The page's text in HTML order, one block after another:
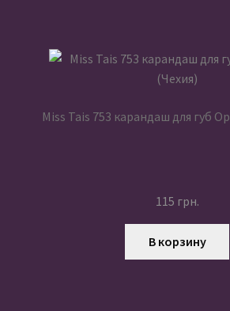
Miss Tais 753 карандаш для губ
115 грн.
В корзину